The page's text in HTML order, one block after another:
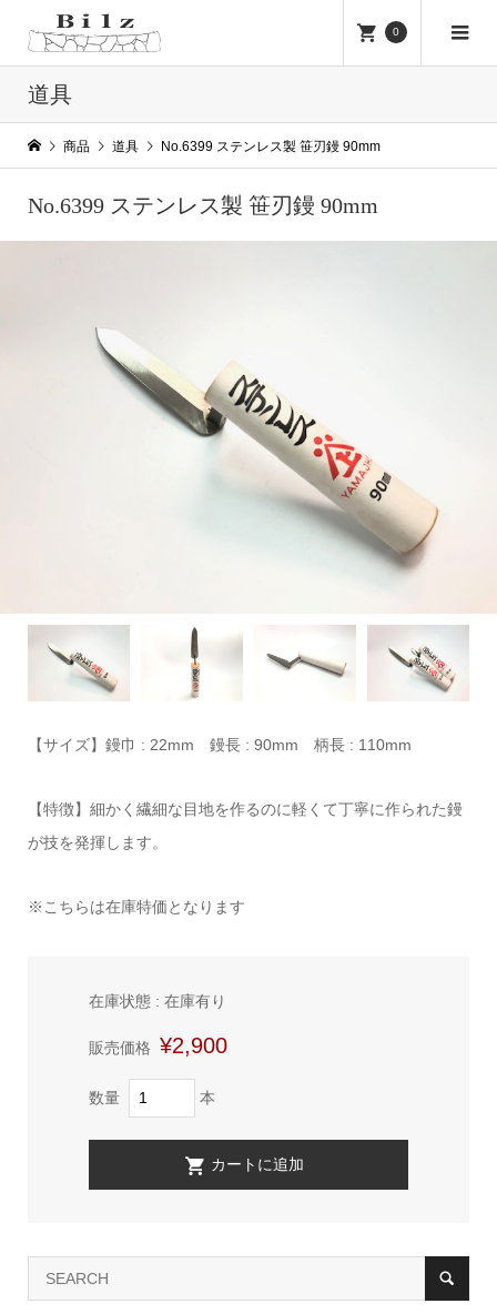
0
道具
商品 道具 No.6399 ステンレス製 笹刃鏝 90mm
No.6399 ステンレス製 笹刃鏝 90mm
【サイズ】鏝巾 : 22mm 鏝長 : 90mm 柄長 : 110mm
【特徴】細かく繊細な目地を作るのに軽くて丁寧に作られた鏝
が技を発揮します。
※こちらは在庫特価となります
在庫状態 : 在庫有り
販売価格 ¥2,900
数量 本